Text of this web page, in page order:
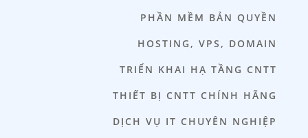
PHẦN MỀM BẢN QUYỀN
HOSTING, VPS, DOMAIN
TRIỂN KHAI HẠ TẦNG CNTT
THIẾT BỊ CNTT CHÍNH HÃNG
DỊCH VỤ IT CHUYÊN NGHIỆP